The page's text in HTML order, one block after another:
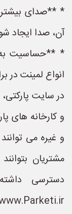
* **صدای
آن، صدا ایجاد
* **حساسیت به
انواع لمینت در
در سایت
و کارخانه های
و غیره می
مشتریان
دسترسی